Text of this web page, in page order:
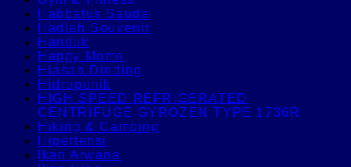
Habbatus Sauda
Hadiah Souvenir
Handuk
Happy Momo
Hiasan Dinding
Hidroponik
HIGH SPEED REFRIGERATED
CENTRIFUGE GYROZEN TYPE 1736R
Hiking & Camping
Hipertensi
Ikan Arwana